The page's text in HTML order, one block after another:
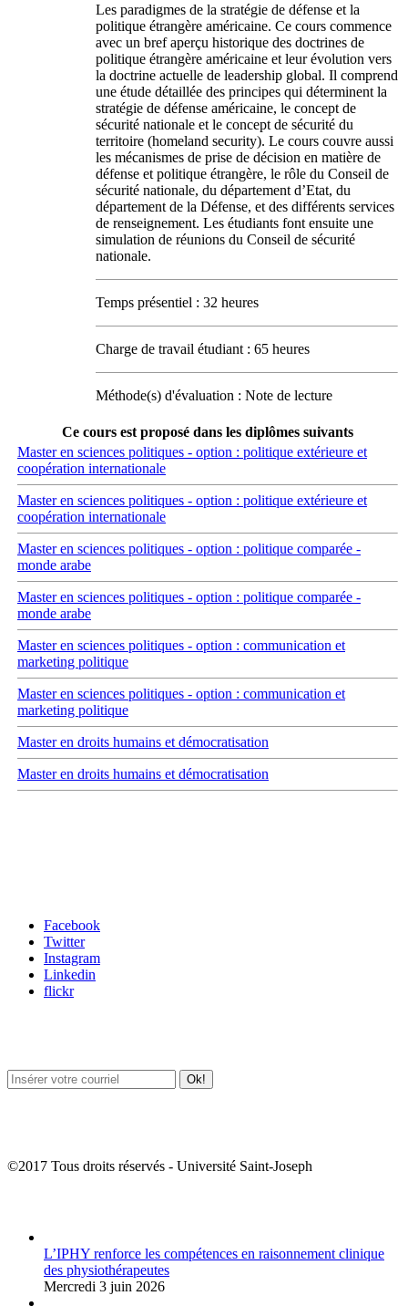
Les paradigmes de la stratégie de défense et la
politique étrangère américaine. Ce cours commence
avec un bref aperçu historique des doctrines de
politique étrangère américaine et leur évolution vers
la doctrine actuelle de leadership global. Il comprend
une étude détaillée des principes qui déterminent la
stratégie de défense américaine, le concept de
sécurité nationale et le concept de sécurité du
territoire (homeland security). Le cours couvre aussi
les mécanismes de prise de décision en matière de
défense et politique étrangère, le rôle du Conseil de
sécurité nationale, du département d’Etat, du
département de la Défense, et des différents services
de renseignement. Les étudiants font ensuite une
simulation de réunions du Conseil de sécurité
nationale.
Temps présentiel : 32 heures
Charge de travail étudiant : 65 heures
Méthode(s) d'évaluation : Note de lecture
Ce cours est proposé dans les diplômes suivants
Master en sciences politiques - option : politique extérieure et
coopération internationale
Master en sciences politiques - option : politique extérieure et
coopération internationale
Master en sciences politiques - option : politique comparée -
monde arabe
Master en sciences politiques - option : politique comparée -
monde arabe
Master en sciences politiques - option : communication et
marketing politique
Master en sciences politiques - option : communication et
marketing politique
Master en droits humains et démocratisation
Master en droits humains et démocratisation
Facebook
Twitter
Instagram
Linkedin
flickr
©2017 Tous droits réservés - Université Saint-Joseph
L’IPHY renforce les compétences en raisonnement clinique
des physiothérapeutes
Mercredi 3 juin 2026